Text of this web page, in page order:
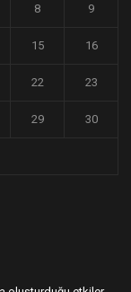
8 9
15 16
22 23
29 30